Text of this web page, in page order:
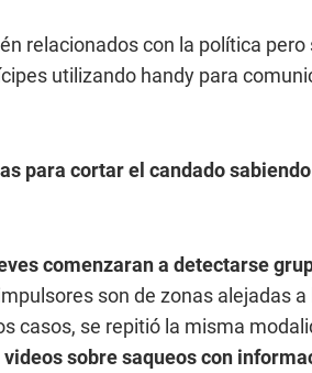
relacionados con la política pero
utilizando handy para
para cortar el candado
comenzaran a detectarse
son de zonas alejadas
casos, se repitió la misma
sobre saqueos con